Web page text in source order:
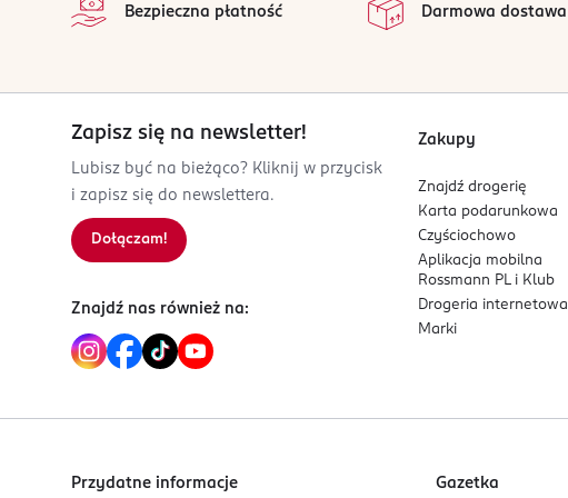
Bezpieczna płatność Darmowa dostawa
Zapisz się na newsletter!
Lubisz być na bieżąco? Kliknij w przycisk
i zapisz się do newslettera.
Dołączam!
Znajdź nas również na:
Zakupy
Znajdź drogerię
Karta podarunkowa
Czyściochowo
Aplikacja mobilna
Rossmann PL i Klub
Drogeria internetowa
Marki
Przydatne informacje Gazetka